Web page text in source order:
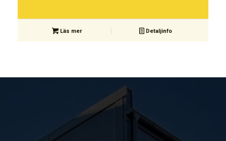
Läs mer Detaljinfo